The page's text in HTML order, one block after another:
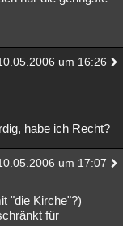
um 16:26
habe ich Recht?
um 17:07
"die Kirche"?)
für